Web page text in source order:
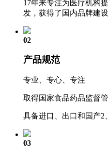
17年来专注为医疗机构
发，获得了国内品牌建
02
产品规范
专业、专心、专注
取得国家食品药品监督
具备进口、出口和国产2
03